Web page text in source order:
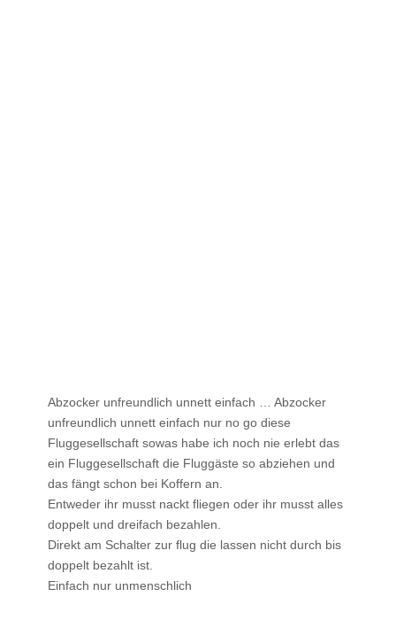
Abzocker unfreundlich unnett einfach … Abzocker
unfreundlich unnett einfach nur no go diese
Fluggesellschaft sowas habe ich noch nie erlebt das
ein Fluggesellschaft die Fluggäste so abziehen und
das fängt schon bei Koffern an.
Entweder ihr musst nackt fliegen oder ihr musst alles
doppelt und dreifach bezahlen.
Direkt am Schalter zur flug die lassen nicht durch bis
doppelt bezahlt ist.
Einfach nur unmenschlich